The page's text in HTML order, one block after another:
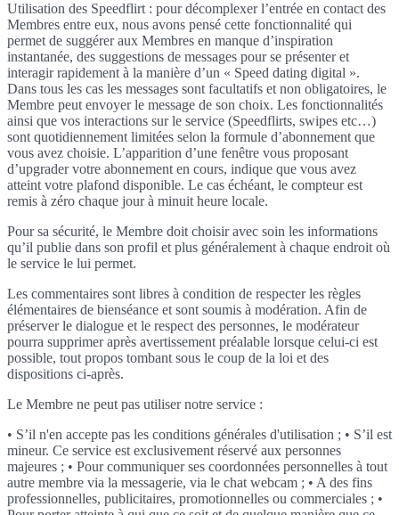
Utilisation des Speedflirt : pour décomplexer l’entrée en contact des
Membres entre eux, nous avons pensé cette fonctionnalité qui
permet de suggérer aux Membres en manque d’inspiration
instantanée, des suggestions de messages pour se présenter et
interagir rapidement à la manière d’un « Speed dating digital ».
Dans tous les cas les messages sont facultatifs et non obligatoires, le
Membre peut envoyer le message de son choix. Les fonctionnalités
ainsi que vos interactions sur le service (Speedflirts, swipes etc…)
sont quotidiennement limitées selon la formule d’abonnement que
vous avez choisie. L’apparition d’une fenêtre vous proposant
d’upgrader votre abonnement en cours, indique que vous avez
atteint votre plafond disponible. Le cas échéant, le compteur est
remis à zéro chaque jour à minuit heure locale.
Pour sa sécurité, le Membre doit choisir avec soin les informations
qu’il publie dans son profil et plus généralement à chaque endroit où
le service le lui permet.
Les commentaires sont libres à condition de respecter les règles
élémentaires de bienséance et sont soumis à modération. Afin de
préserver le dialogue et le respect des personnes, le modérateur
pourra supprimer après avertissement préalable lorsque celui-ci est
possible, tout propos tombant sous le coup de la loi et des
dispositions ci-après.
Le Membre ne peut pas utiliser notre service :
• S’il n'en accepte pas les conditions générales d'utilisation ; • S’il est
mineur. Ce service est exclusivement réservé aux personnes
majeures ; • Pour communiquer ses coordonnées personnelles à tout
autre membre via la messagerie, via le chat webcam ; • A des fins
professionnelles, publicitaires, promotionnelles ou commerciales ; •